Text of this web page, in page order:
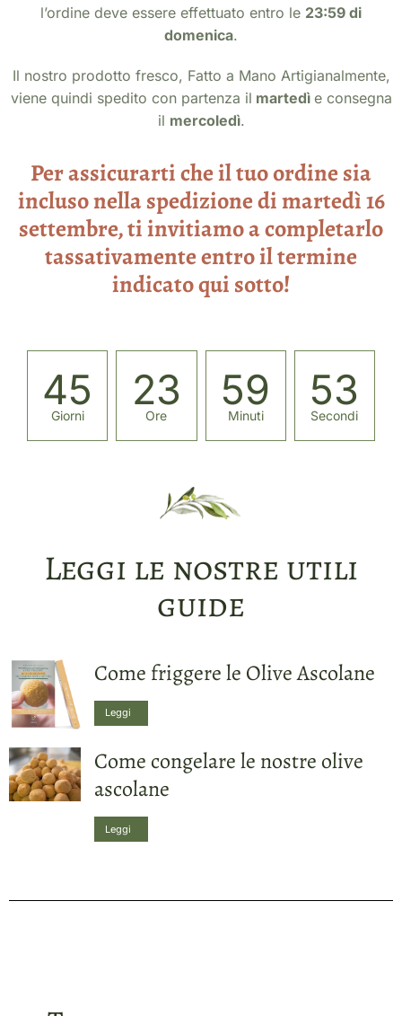
l’ordine deve essere effettuato entro le 23:59 di
domenica.
Il nostro prodotto fresco, Fatto a Mano Artigianalmente,
viene quindi spedito con partenza il martedì e consegna
il mercoledì.
Per assicurarti che il tuo ordine sia
incluso nella spedizione di martedì 16
settembre, ti invitiamo a completarlo
tassativamente entro il termine
indicato qui sotto!
45
Giorni
23
Ore
59
Minuti
53
Secondi
Leggi le nostre utili
guide
Come friggere le Olive Ascolane
Leggi
Come congelare le nostre olive
ascolane
Leggi